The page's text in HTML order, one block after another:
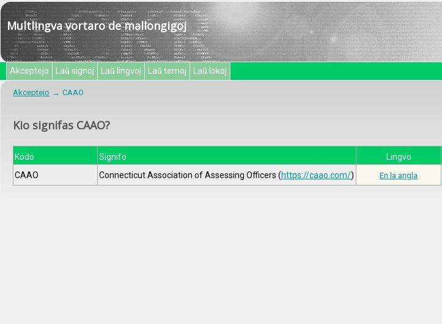
Multlingva vortaro de mallongigoj
Akceptejo Laŭ signoj Laŭ lingvoj Laŭ temoj Laŭ lokoj
Akceptejo CAAO
Kio signifas CAAO?
Kodo Signifo Lingvo
CAAO
Connecticut Association of Assessing Officers (https://caao.com/) En la angla